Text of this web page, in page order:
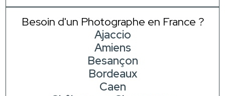
Besoin d'un Photographe en France ?
Ajaccio
Amiens
Besançon
Bordeaux
Caen